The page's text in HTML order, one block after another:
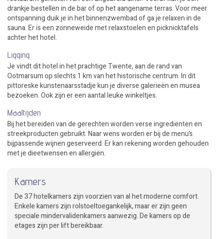
drankje bestellen in de bar of op het aangename terras. Voor meer
ontspanning duik je in het binnenzwembad of ga je relaxen in de
sauna. Er is een zonneweide met relaxstoelen en picknicktafels
achter het hotel.
Ligging
Je vindt dit hotel in het prachtige Twente, aan de rand van
Ootmarsum op slechts 1 km van het historische centrum. In dit
pittoreske kunstenaarsstadje kun je diverse galerieën en musea
bezoeken. Ook zijn er een aantal leuke winkeltjes.
Maaltijden
Bij het bereiden van de gerechten worden verse ingrediënten en
streekproducten gebruikt. Naar wens worden er bij de menu’s
bijpassende wijnen geserveerd. Er kan rekening worden gehouden
met je dieetwensen en allergiën.
Kamers
De 37 hotelkamers zijn voorzien van al het moderne comfort.
Enkele kamers zijn rolstoeltoegankelijk, maar er zijn geen
speciale mindervalidenkamers aanwezig. De kamers op de
etages zijn per lift bereikbaar.